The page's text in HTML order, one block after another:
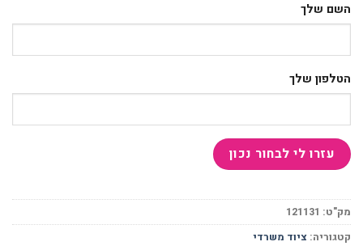
השם שלך
הטלפון שלך
מק"ט:121131
קטגוריה:ציוד משרדי